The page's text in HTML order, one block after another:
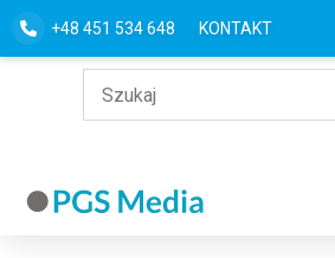
+48 451 534 648 KONTAKT
Filtru według